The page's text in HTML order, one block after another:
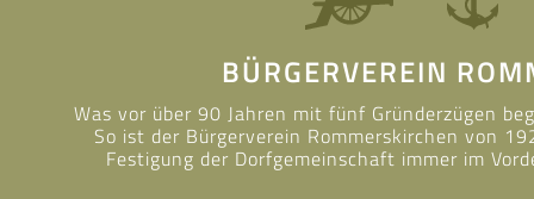
BÜRGERVEREIN
Was vor über 90 Jahren mit fünf Gründerzügen
So ist der Bürgerverein Rommerskirchen von
Festigung der Dorfgemeinschaft immer im